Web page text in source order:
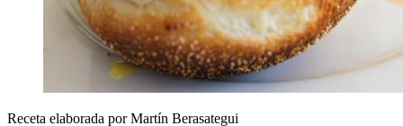
Receta elaborada por Martín Berasategui